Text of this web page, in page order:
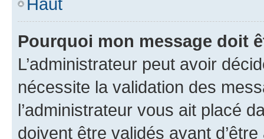
Pourquoi mon message doit
L’administrateur peut avoir
nécessite la validation des
l’administrateur vous ait placé
doivent être validés avant